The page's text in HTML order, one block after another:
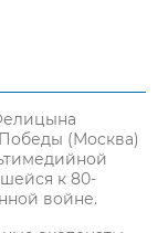
(Москва)
к 80-
войне.